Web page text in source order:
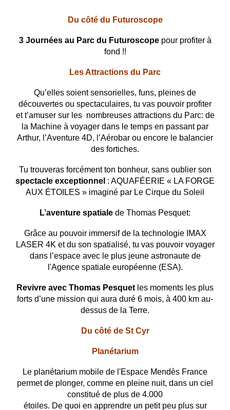
Du côté du Futuroscope
3 Journées au Parc du Futuroscopepour profiter à
fond !!
Les Attractions du Parc
Qu’elles soient sensorielles, funs, pleines de
découvertes ou spectaculaires, tu vas pouvoir profiter
et t’amuser sur les nombreuses attractions du Parc: de
la Machine à voyager dans le temps en passant par
Arthur, l’Aventure 4D, l’Aérobar ou encore le balancier
des fortiches.
Tu trouveras forcément ton bonheur, sans oublier son
spectacle exceptionnel : AQUAFÉERIE « LA FORGE
AUX ÉTOILES » imaginé par Le Cirque du Soleil
L’aventure spatiale de Thomas Pesquet:
Grâce au pouvoir immersif de la technologie IMAX
LASER 4K et du son spatialisé, tu vas pouvoir voyager
dans l’espace avec le plus jeune astronaute de
l'Agence spatiale européenne (ESA).
Revivre avec Thomas Pesquet les moments les plus
forts d’une mission qui aura duré 6 mois, à 400 km au-
dessus de la Terre.
Du côté de St Cyr
Planétarium
Le planétarium mobile de l'Espace Mendès France
permet de plonger, comme en pleine nuit, dans un ciel
constitué de plus de 4.000
étoiles. De quoi en apprendre un petit peu plus sur